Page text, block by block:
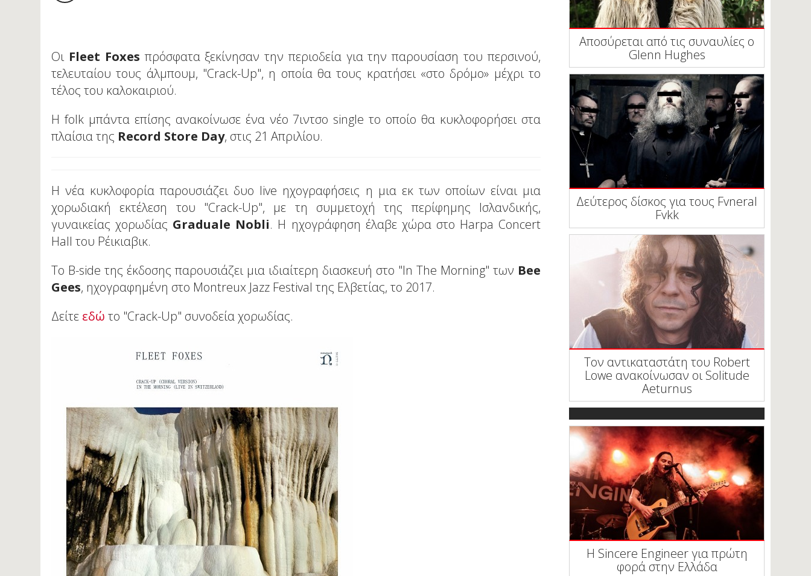
Οι Fleet Foxesπρόσφατα ξεκίνησαν την περιοδεία για την παρουσίαση του περσινού,
τελευταίου τους άλμπουμ, "Crack-Up", η οποία θα τους κρατήσει «στο δρόμο» μέχρι το
τέλος του καλοκαιριού.
Η folk μπάντα επίσης ανακοίνωσε ένα νέο 7ιντσο single το οποίο θα κυκλοφορήσει στα
πλαίσια της Record Store Day, στις 21 Απριλίου.
Η νέα κυκλοφορία παρουσιάζει δυο live ηχογραφήσεις η μια εκ των οποίων είναι μια
χορωδιακή εκτέλεση του "Crack-Up", με τη συμμετοχή της περίφημης Ισλανδικής,
γυναικείας χορωδίας Graduale Nobli. Η ηχογράφηση έλαβε χώρα στο Harpa Concert
Hall του Ρέικιαβικ.
Το B-side της έκδοσης παρουσιάζει μια ιδιαίτερη διασκευή στο "In The Morning" των Bee
Gees, ηχογραφημένη στο Montreux Jazz Festival της Ελβετίας, το 2017.
Δείτε εδώ το "Crack-Up" συνοδεία χορωδίας.
Αποσύρεται από τις συναυλίες ο
Glenn Hughes
Δεύτερος δίσκος για τους Fvneral
Fvkk
Τον αντικαταστάτη του Robert
Lowe ανακοίνωσαν οι Solitude
Aeturnus
Η Sincere Engineer για πρώτη
φορά στην Ελλάδα